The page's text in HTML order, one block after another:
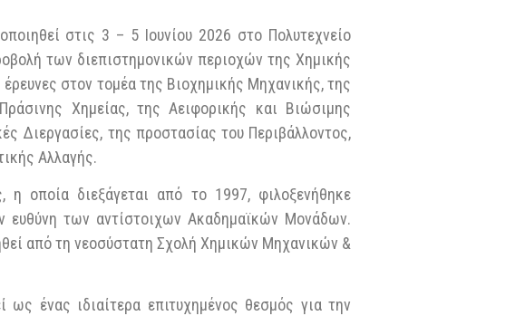
στις 3 – 5 Ιουνίου 2026 στο Πολυτεχνείο
των διεπιστημονικών περιοχών της Χημικής
στον τομέα της Βιοχημικής Μηχανικής, της
Χημείας, της Αειφορικής και Βιώσιμης
Διεργασίες, της προστασίας του Περιβάλλοντος,
Αλλαγής.
οποία διεξάγεται από το 1997, φιλοξενήθηκε
ευθύνη των αντίστοιχων Ακαδημαϊκών Μονάδων.
από τη νεοσύστατη Σχολή Χημικών Μηχανικών &
ως ένας ιδιαίτερα επιτυχημένος θεσμός για την